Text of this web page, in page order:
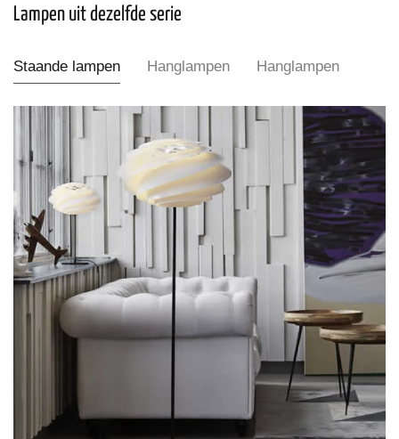
Lampen uit dezelfde serie
Staande lampen Hanglampen Hanglampen